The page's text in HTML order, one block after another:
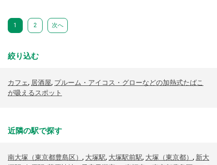
1 2 次へ
絞り込む
カフェ, 居酒屋, プルーム・アイコス・グローなどの加熱式たばこ
が吸えるスポット
近隣の駅で探す
南大塚（東京都豊島区） , 大塚駅, 大塚駅前駅, 大塚（東京都） , 新大